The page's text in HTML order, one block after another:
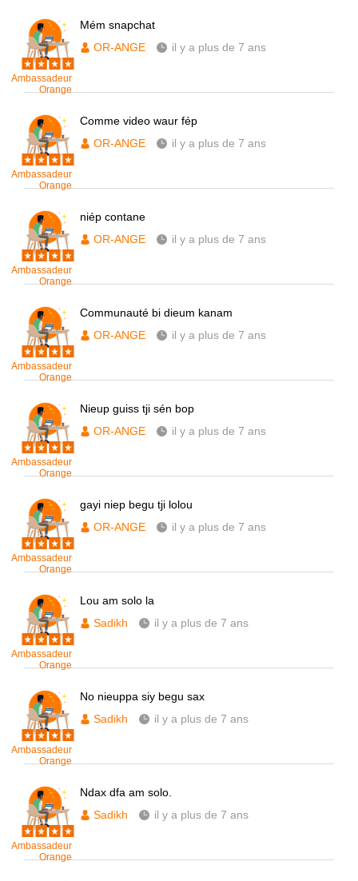
Ambassadeur
Orange
Mém snapchat
OR-ANGE
il y a plus de 7 ans
Ambassadeur
Orange
Comme video waur fép
OR-ANGE
il y a plus de 7 ans
Ambassadeur
Orange
niép contane
OR-ANGE
il y a plus de 7 ans
Ambassadeur
Orange
Communauté bi dieum kanam
OR-ANGE
il y a plus de 7 ans
Ambassadeur
Orange
Nieup guiss tji sén bop
OR-ANGE
il y a plus de 7 ans
Ambassadeur
Orange
gayi niep begu tji lolou
OR-ANGE
il y a plus de 7 ans
Ambassadeur
Orange
Lou am solo la
Sadikh
il y a plus de 7 ans
Ambassadeur
Orange
No nieuppa siy begu sax
Sadikh
il y a plus de 7 ans
Ambassadeur
Orange
Ndax dfa am solo.
Sadikh
il y a plus de 7 ans